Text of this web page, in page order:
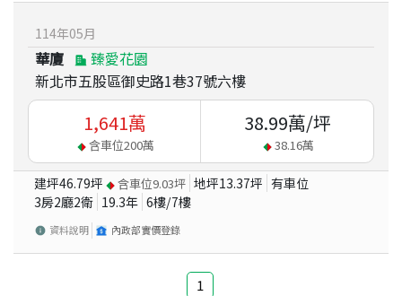
114年05月
華廈
臻愛花園
新北市五股區御史路1巷37號六樓
1,641萬
含車位200萬
38.99萬/坪
38.16萬
建坪46.79坪 含車位9.03坪 地坪13.37坪 有車位
3房2廳2衛 19.3年 6樓/7樓
資料說明 內政部實價登錄
1